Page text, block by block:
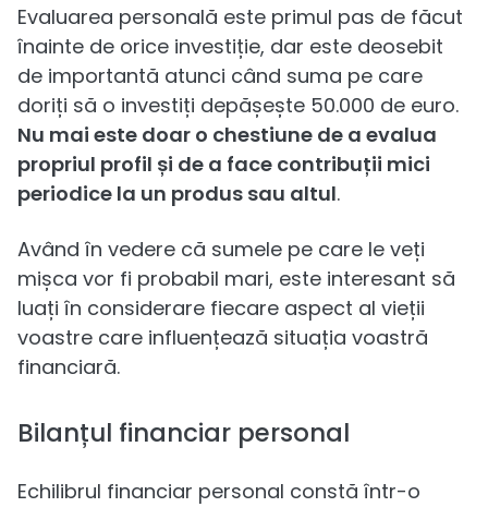
Evaluarea personală este primul pas de făcut
înainte de orice investiție, dar este deosebit
de importantă atunci când suma pe care
doriți să o investiți depășește 50.000 de euro.
Nu mai este doar o chestiune de a evalua
propriul profil și de a face contribuții mici
periodice la un produs sau altul.
Având în vedere că sumele pe care le veți
mișca vor fi probabil mari, este interesant să
luați în considerare fiecare aspect al vieții
voastre care influențează situația voastră
financiară.
Bilanțul financiar personal
Echilibrul financiar personal constă într-o